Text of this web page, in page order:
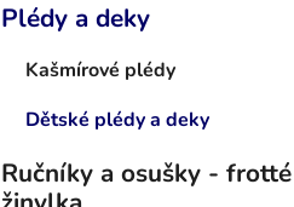
Plédy a deky
Kašmírové plédy
Dětské plédy a deky
Ručníky a osušky -